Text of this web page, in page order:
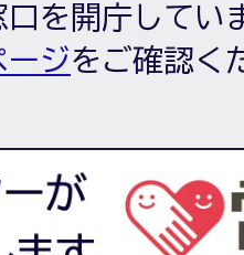
口を開庁してい
ージをご確認く